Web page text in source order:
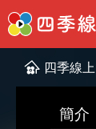
四季線上
簡介